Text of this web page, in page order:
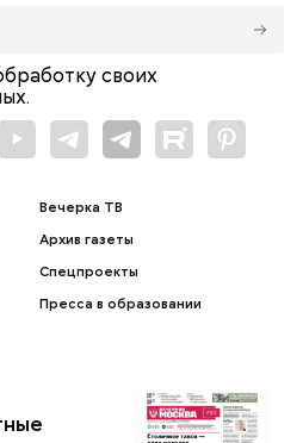
своих
Вечерка ТВ
Архив газеты
Спецпроекты
Пресса в образовании